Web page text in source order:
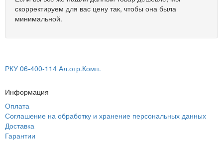
скорректируем для вас цену так, чтобы она была
минимальной.
РКУ 06-400-114 Ал.отр.Комп.
Информация
Оплата
Соглашение на обработку и хранение персональных данных
Доставка
Гарантии